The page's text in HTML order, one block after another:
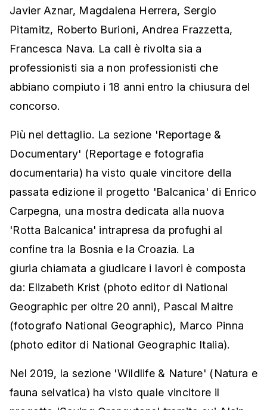
Javier Aznar, Magdalena Herrera, Sergio
Pitamitz, Roberto Burioni, Andrea Frazzetta,
Francesca Nava. La call è rivolta sia a
professionisti sia a non professionisti che
abbiano compiuto i 18 anni entro la chiusura del
concorso.
Più nel dettaglio. La sezione 'Reportage &
Documentary' (Reportage e fotografia
documentaria) ha visto quale vincitore della
passata edizione il progetto 'Balcanica' di Enrico
Carpegna, una mostra dedicata alla nuova
'Rotta Balcanica' intrapresa da profughi al
confine tra la Bosnia e la Croazia. La
giuria chiamata a giudicare i lavori è composta
da: Elizabeth Krist (photo editor di National
Geographic per oltre 20 anni), Pascal Maitre
(fotografo National Geographic), Marco Pinna
(photo editor di National Geographic Italia).
Nel 2019, la sezione 'Wildlife & Nature' (Natura e
fauna selvatica) ha visto quale vincitore il